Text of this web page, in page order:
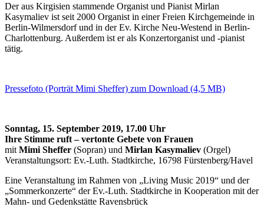
Der aus Kirgisien stammende Organist und Pianist Mirlan
Kasymaliev ist seit 2000 Organist in einer Freien Kirchgemeinde in
Berlin-Wilmersdorf und in der Ev. Kirche Neu-Westend in Berlin-
Charlottenburg. Außerdem ist er als Konzertorganist und -pianist
tätig.
Pressefoto (Porträt Mimi Sheffer) zum Download (4,5 MB)
Sonntag, 15. September 2019, 17.00 Uhr
Ihre Stimme ruft – vertonte Gebete von Frauen
mit Mimi Sheffer (Sopran) und Mirlan Kasymaliev (Orgel)
Veranstaltungsort: Ev.-Luth. Stadtkirche, 16798 Fürstenberg/Havel
Eine Veranstaltung im Rahmen von „Living Music 2019“ und der
„Sommerkonzerte“ der Ev.-Luth. Stadtkirche in Kooperation mit der
Mahn- und Gedenkstätte Ravensbrück